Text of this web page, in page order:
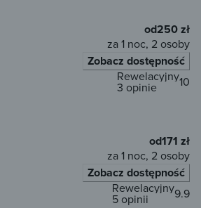
od250 zł
za 1 noc, 2 osoby
Zobacz dostępność
10
Rewelacyjny
3 opinie
od171 zł
za 1 noc, 2 osoby
Zobacz dostępność
9.9
Rewelacyjny
5 opinii